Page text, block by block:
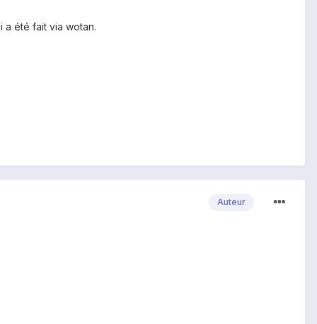
a été fait via wotan.
Auteur